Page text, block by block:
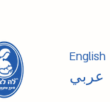
English
عربي